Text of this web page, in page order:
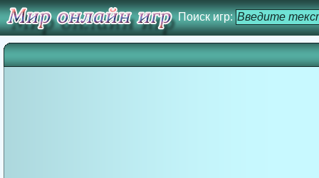
Поиск игр: